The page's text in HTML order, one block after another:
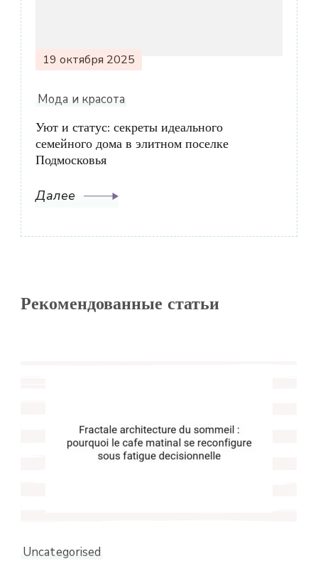
19 октября 2025
Мода и красота
Уют и статус: секреты идеального
семейного дома в элитном поселке
Подмосковья
Далее
Рекомендованные статьи
Uncategorised